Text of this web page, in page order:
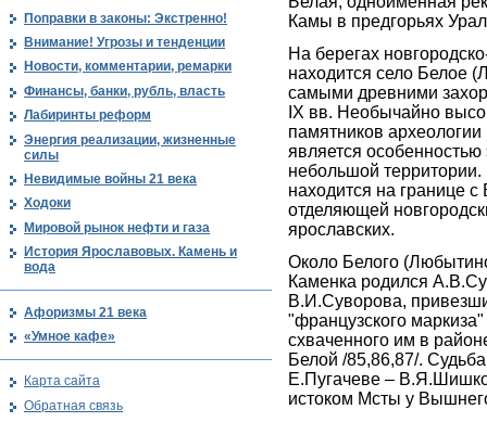
Камы в предгорьях
На берегах
находится село Белое
самыми древними
IX вв. Необычайно
памятников археологии
является особенностью
небольшой
находится на границе
отделяющей
ярославских.
Около Белого
Каменка родился
В.И.Суворова,
"французского
схваченного им в
Белой /85,86,87/.
Е.Пугачеве –
истоком Мсты у
Поправки в законы: Экстренно!
Внимание! Угрозы и тенденции
Новости, комментарии, ремарки
Финансы, банки, рубль, власть
Лабиринты реформ
Энергия реализации, жизненные
силы
Невидимые войны 21 века
Ходоки
Мировой рынок нефти и газа
История Ярославовых. Камень и
вода
Афоризмы 21 века
«Умное кафе»
Карта сайта
Обратная связь